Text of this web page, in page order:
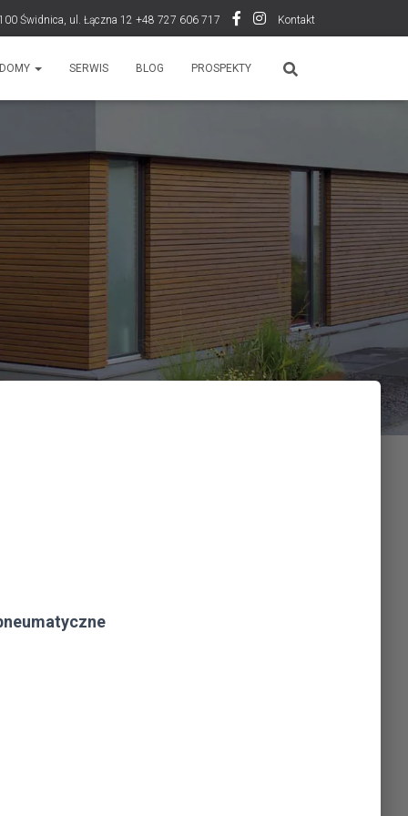
Świdnica, ul. Łączna 12 +48 727 606 717 Kontakt
DOMY SERWIS BLOG PROSPEKTY